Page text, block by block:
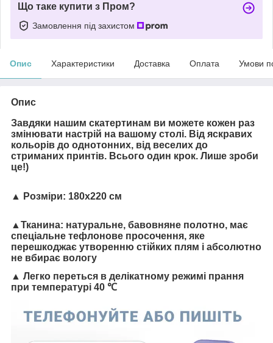
Що таке купити з Пром?
Замовлення під захистом
Опис Характеристики Доставка Оплата Умови
Опис
Завдяки нашим скатертинам ви можете кожен раз
змінювати настрій на вашому столі. Від яскравих
кольорів до однотонних, від веселих до
стриманих принтів. Всього один крок. Лише зроби
це!)
▲ Розміри: 180х220 см
▲ Тканина: натуральне, бавовняне полотно, має
спеціальне тефлонове просочення, яке
перешкоджає утворенню стійких плям і абсолютно
не вбирає вологу
▲ Легко переться в делікатному режимі прання
при температурі 40 ℃